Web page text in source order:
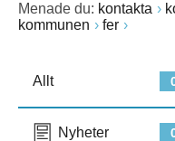
Menade du: kontakta
kommunen
fer
Allt
Nyheter